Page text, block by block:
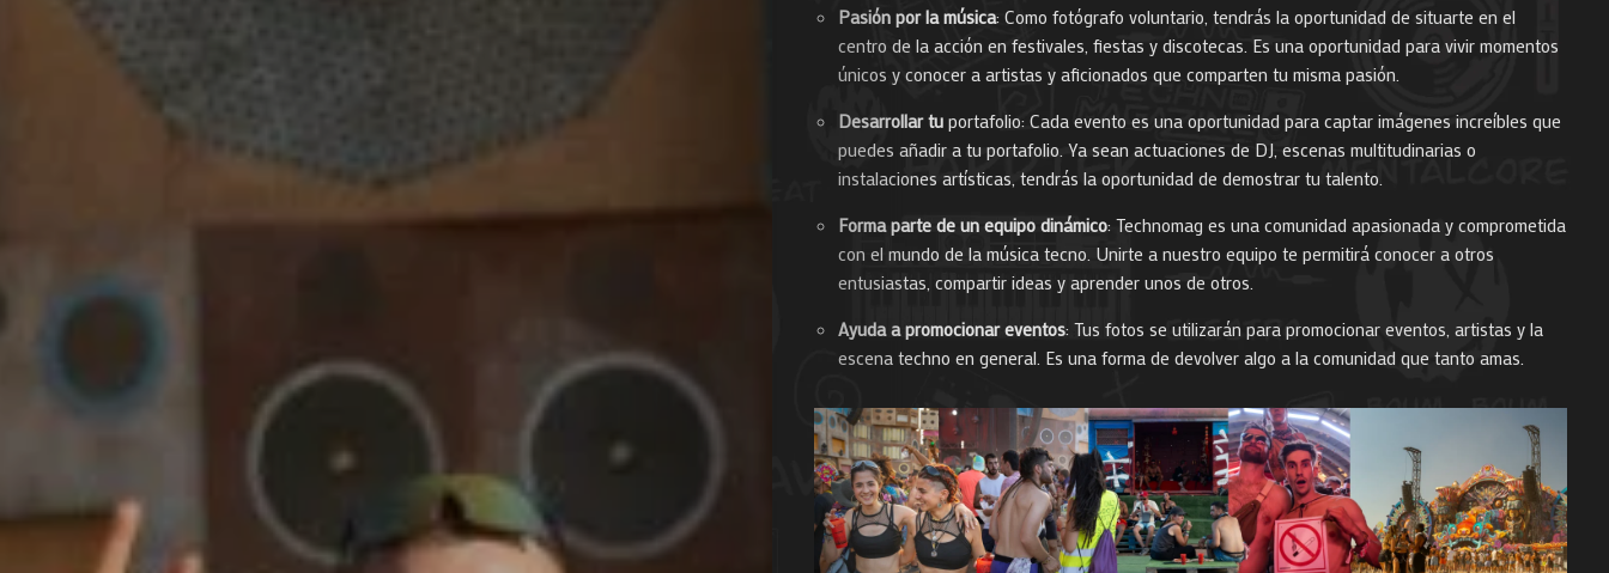
Agenda
Galerie
Photos
Pasión por la música: Como fotógrafo voluntario, tendrás la oportunidad de situarte en el
centro de la acción en festivales, fiestas y discotecas. Es una oportunidad para vivir momentos
únicos y conocer a artistas y aficionados que comparten tu misma pasión.
Desarrollar tu portafolio: Cada evento es una oportunidad para captar imágenes increíbles que
puedes añadir a tu portafolio. Ya sean actuaciones de DJ, escenas multitudinarias o
instalaciones artísticas, tendrás la oportunidad de demostrar tu talento.
Forma parte de un equipo dinámico: Technomag es una comunidad apasionada y comprometida
con el mundo de la música tecno. Unirte a nuestro equipo te permitirá conocer a otros
entusiastas, compartir ideas y aprender unos de otros.
Ayuda a promocionar eventos: Tus fotos se utilizarán para promocionar eventos, artistas y la
escena techno en general. Es una forma de devolver algo a la comunidad que tanto amas.